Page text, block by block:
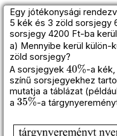
Egy jótékonysági
5 kék és 3 zöld sorsjegy
sorsjegy 4200 Ft-ba
a) Mennyibe kerül külön-
zöld sorsjegy?
A sorsjegyek
40%
-a kék,
színű sorsjegyekhez
mutatja a táblázat
a
35%
-a